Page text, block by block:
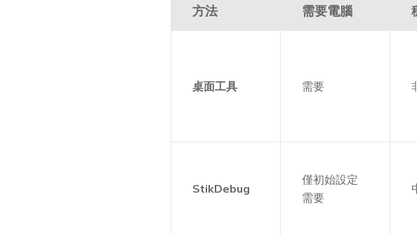
方法 需要電腦
桌面工具 需要
StikDebug
僅初始設定
需要